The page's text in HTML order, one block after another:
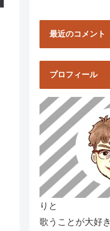
最近のコメント
プロフィール
りと
歌うことが大好